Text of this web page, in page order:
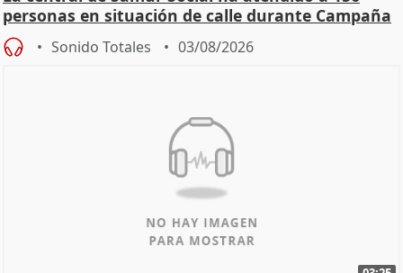
personas en situación de calle durante Campaña
de Calor
Sonido Totales 03/08/2026